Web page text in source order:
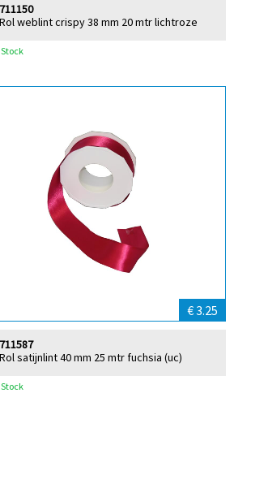
Rol weblint crispy 38 mm 20 mtr lichtroze
711150
€ 3.25
Rol satijnlint 40 mm 25 mtr fuchsia (uc)
711587